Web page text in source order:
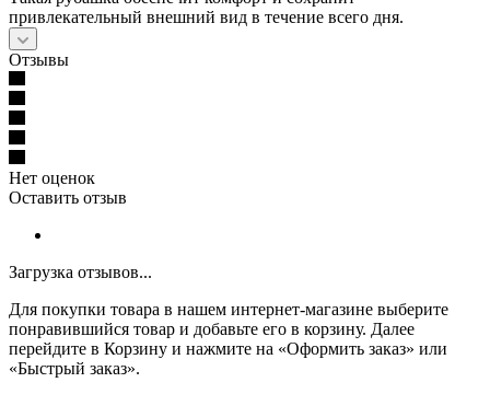
привлекательный внешний вид в течение всего дня.
Отзывы
Нет оценок
Оставить отзыв
Загрузка отзывов...
Для покупки товара в нашем интернет-магазине выберите
понравившийся товар и добавьте его в корзину. Далее
перейдите в Корзину и нажмите на «Оформить заказ» или
«Быстрый заказ».